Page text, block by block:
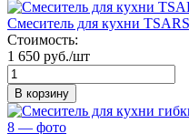
Смеситель для кухни
Стоимость:
1 650 руб./шт
В корзину